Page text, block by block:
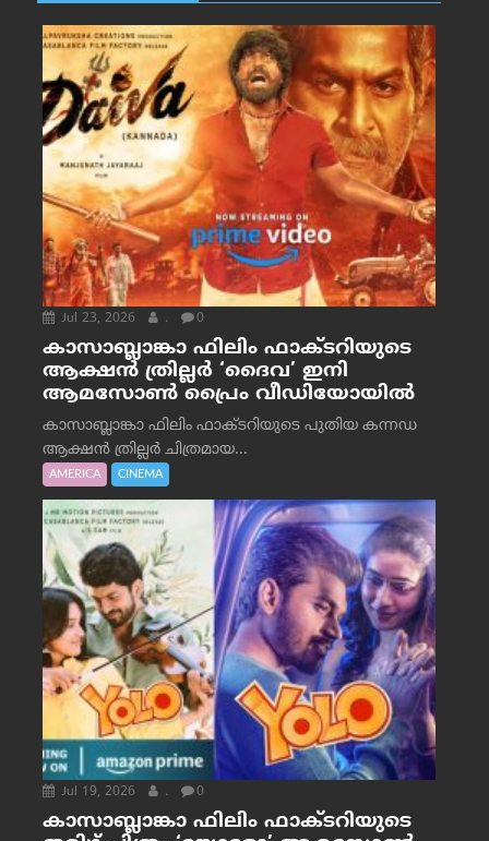
Jul 23, 2026 . 0
കാസാബ്ലാങ്കാ ഫിലിം ഫാക്ടറിയുടെ
ആക്ഷൻ ത്രില്ലർ ‘ദൈവ’ ഇനി
ആമസോൺ പ്രൈം വീഡിയോയിൽ
കാസാബ്ലാങ്കാ ഫിലിം ഫാക്ടറിയുടെ പുതിയ കന്നഡ
ആക്ഷൻ ത്രില്ലർ ചിത്രമായ...
AMERICA CINEMA
Jul 19, 2026 . 0
കാസാബ്ലാങ്കാ ഫിലിം ഫാക്ടറിയുടെ